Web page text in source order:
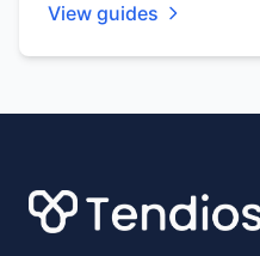
View guides